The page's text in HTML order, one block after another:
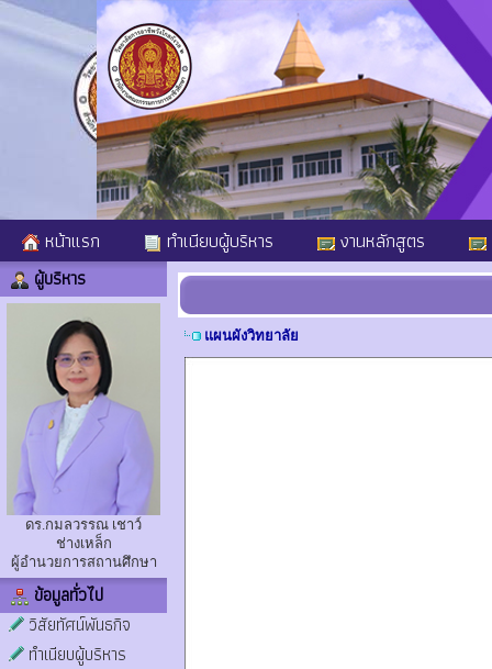
หน้าแรก ทำเนียบผู้บริหาร งานหลักสูตร
ผู้บริหาร
ดร.กมลวรรณ เชาว์
ช่างเหล็ก
ผู้อำนวยการสถานศึกษา
ข้อมูลทั่วไป
วิสัยทัศน์พันธกิจ
ทำเนียบผู้บริหาร
แผนผังวิทยาลัย